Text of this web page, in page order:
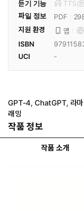
듣기 기능
TTS(
파일 정보
PDF
지원 환경
앱
ISBN
UCI
-
GPT-4, ChatGPT, 라
래밍
작품 정보
작품 소개